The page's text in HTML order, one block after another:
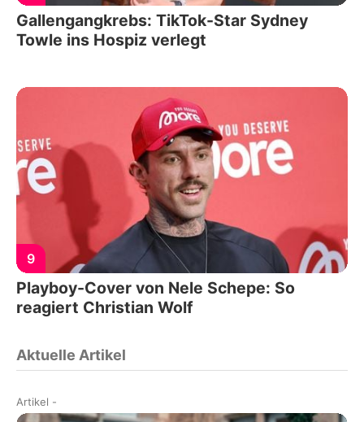
Gallengangkrebs: TikTok-Star Sydney
Towle ins Hospiz verlegt
9
Playboy-Cover von Nele Schepe: So
reagiert Christian Wolf
Aktuelle Artikel
Artikel -